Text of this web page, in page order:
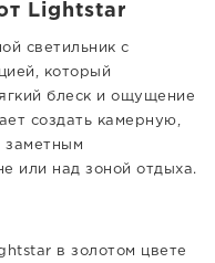
Lightstar
светильник с
который
блеск и ощущение
создать камерную,
заметным
или над зоной отдыха.
в золотом цвете